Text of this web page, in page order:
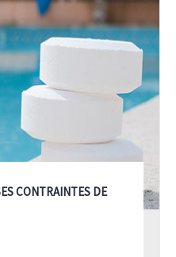
CONTRAINTES DE